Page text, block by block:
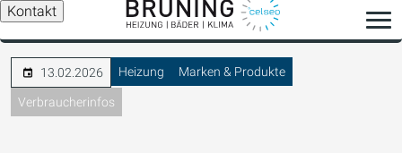
Kontakt
13.02.2026 Heizung Marken & Produkte
Verbraucherinfos